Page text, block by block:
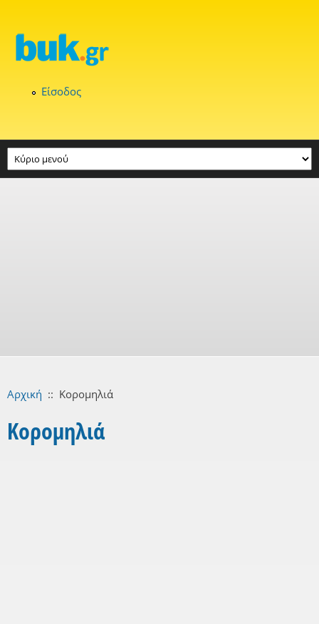
Είσοδος
Αρχική :: Κορομηλιά
Κορομηλιά